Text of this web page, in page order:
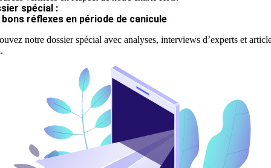
spécial :
bons réflexes en période de canicule
notre dossier spécial avec analyses, interviews d’experts et